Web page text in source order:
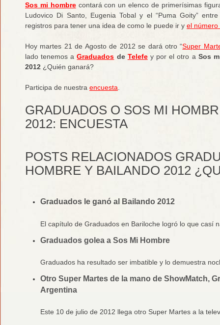
Sos mi hombrecontará con un elenco de primerísimas
Ludovico Di Santo, Eugenia Tobal y el “Puma Goity”
registros para tener una idea de como le puede ir y el número
Hoy martes 21 de Agosto de 2012 se dará otro “Super
lado tenemos aGraduados de Telefey por el otro a Sos
2012 ¿Quién ganará?
Participa de nuestra encuesta
GRADUADOS O SOS MI
2012: ENCUESTA
POSTS RELACIONADOS
HOMBRE Y BAILANDO 2012
Graduados le ganó al Bailando 2012
El capítulo de Graduados en Bariloche logró lo que casí
Graduados golea a Sos Mi Hombre
Graduados ha resultado ser imbatible y lo demuestra
Otro Super Martes de la mano de ShowMatch,
Argentina
Este 10 de julio de 2012 llega otro Super Martes a la